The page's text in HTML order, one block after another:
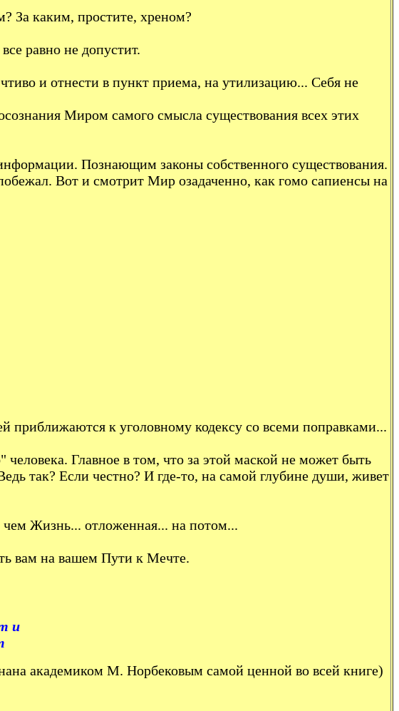
За каким, простите, хреном?
равно не допустит.
и отнести в пункт приема, на утилизацию... Себя не
Миром самого смысла существования всех этих
Познающим законы собственного существования.
Вот и смотрит Мир озадаченно, как гомо сапиенсы на
приближаются к уголовному кодексу со всеми поправками...
Главное в том, что за этой маской не может быть
так? Если честно? И где-то, на самой глубине души, живет
Жизнь... отложенная... на потом...
вам на вашем Пути к Мечте.
и
академиком М. Норбековым самой ценной во всей книге)